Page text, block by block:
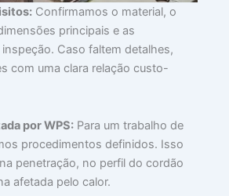
Confirmamos o material, o
principais e as
Caso faltem detalhes,
com uma clara relação custo-
por WPS: Para um trabalho de
procedimentos definidos. Isso
penetração, no perfil do cordão
afetada pelo calor.